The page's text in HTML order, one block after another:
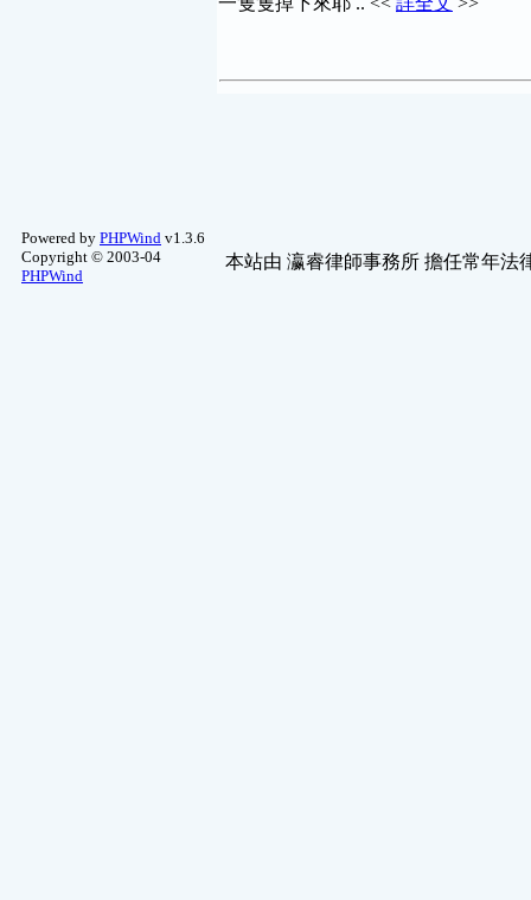
Powered by PHPWind v1.3.6
Copyright © 2003-04
PHPWind
本站由 瀛睿律師事務所 擔任常年法